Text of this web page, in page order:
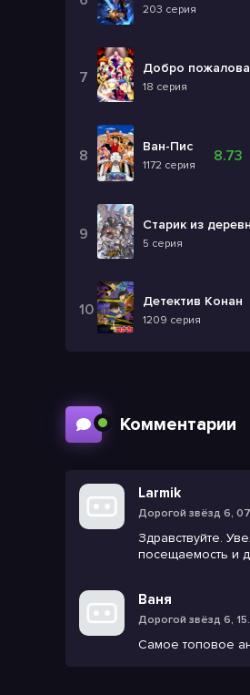
203 серия
Добро
18 серия
Ван-Пис
1172 серия
8.73
Старик из
5 серия
Детектив Конан
1209 серия
Комментарии
Larmik
Дорогой звёзд 6,
Здравствуйте.
посещаемость и
Ваня
Дорогой звёзд 6,
Самое топовое